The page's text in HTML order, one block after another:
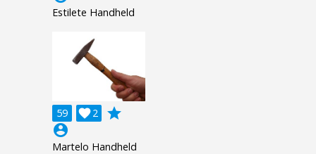
Estilete Handheld
59 2

grade
account_circle
Martelo Handheld